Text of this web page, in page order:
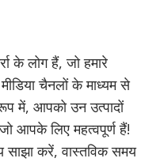
के लोग हैं, जो हमारे
चैनलों के माध्यम से
में, आपको उन उत्पादों
आपके लिए महत्वपूर्ण हैं!
साझा करें, वास्तविक समय